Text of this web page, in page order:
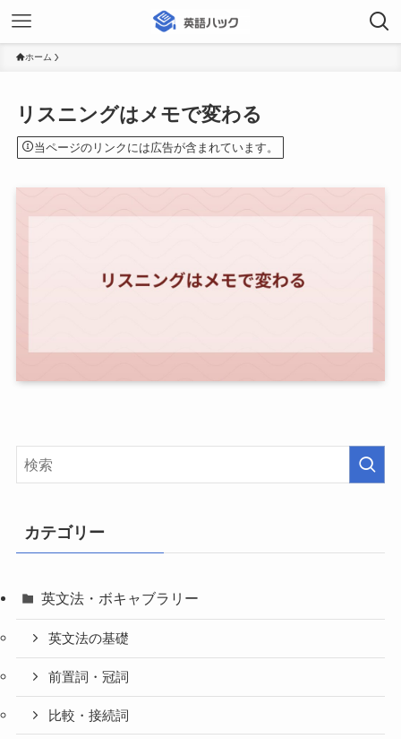
ホーム
リスニングはメモで変わる
当ページのリンクには広告が含まれています。
カテゴリー
英文法・ボキャブラリー
英文法の基礎
前置詞・冠詞
比較・接続詞